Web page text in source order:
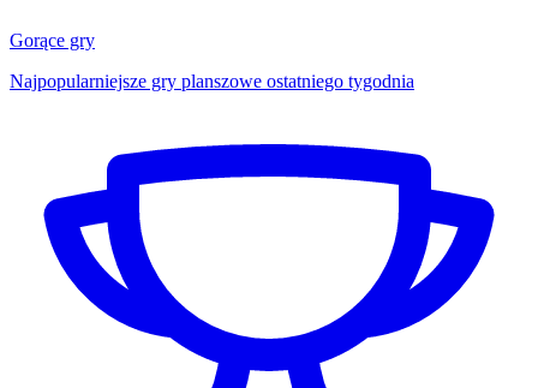
Gorące gry
Najpopularniejsze gry planszowe ostatniego tygodnia